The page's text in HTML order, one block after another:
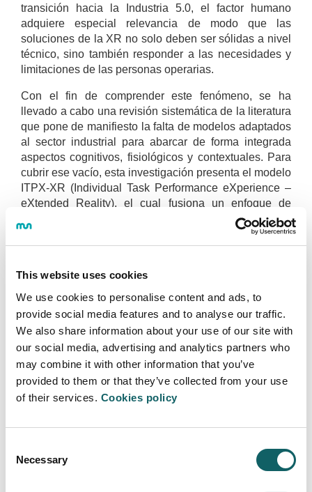
This website uses cookies
We use cookies to personalise content and ads, to
provide social media features and to analyse our traffic.
We also share information about your use of our site with
our social media, advertising and analytics partners who
may combine it with other information that you’ve
provided to them or that they’ve collected from your use
of their services. Cookies policy
Selection
Necessary
transición hacia la Industria 5.0, el factor humano
adquiere especial relevancia de modo que las
soluciones de la XR no solo deben ser sólidas a nivel
técnico, sino también responder a las necesidades y
limitaciones de las personas operarias.
Con el fin de comprender este fenómeno, se ha
llevado a cabo una revisión sistemática de la literatura
que pone de manifiesto la falta de modelos adaptados
al sector industrial para abarcar de forma integrada
aspectos cognitivos, fisiológicos y contextuales. Para
cubrir ese vacío, esta investigación presenta el modelo
ITPX-XR (Individual Task Performance eXperience –
eXtended Reality), el cual fusiona un enfoque de
diseño centrado en las personas con evaluaciones de
rendimiento en situaciones reales de producción.
(eficiencia, ergonomía, facilidad de aprendizaje) como
factores hedónicos (motivación, satisfacción,
inmersión) y, además, introduce tres aportaciones
metodológicas destacadas:
La herramienta heurística HeurXtics, que facilita
una revisión experta de entornos de XR,
identificando deficiencias de diseño en
seguridad, ergonomía y multimodalidad.
experiencia de usuario en la XR, ofreciendo una
visión estructurada de los elementos clave a